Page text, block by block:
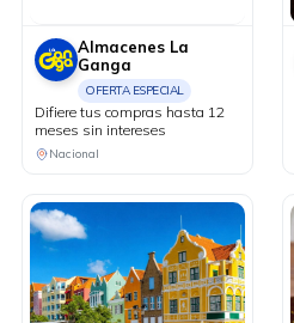
Almacenes La
Ganga
OFERTA ESPECIAL
Difiere tus compras hasta 12
meses sin intereses
Nacional